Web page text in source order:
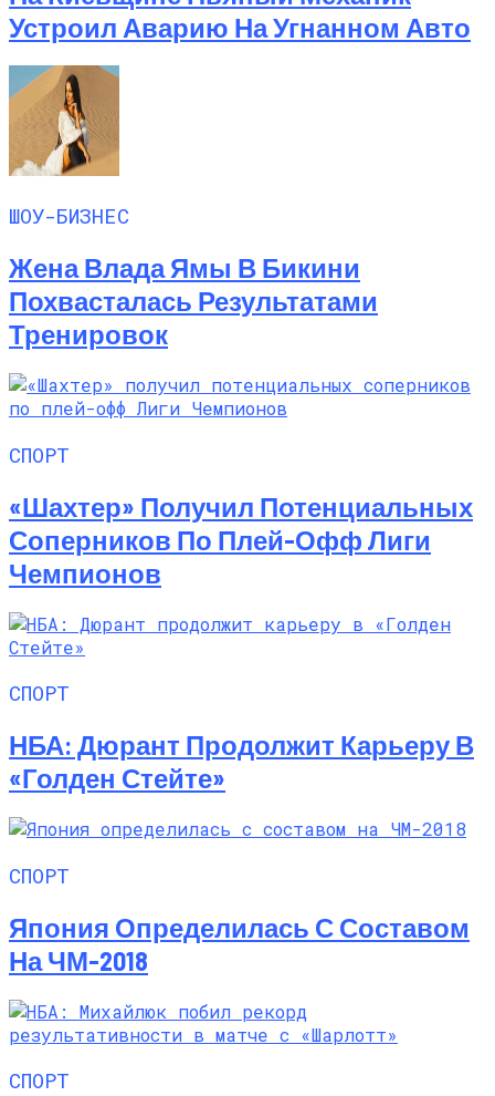
Устроил Аварию На Угнанном Авто
ШОУ-БИЗНЕС
Жена Влада Ямы В Бикини
Похвасталась Результатами
Тренировок
СПОРТ
«Шахтер» Получил Потенциальных
Соперников По Плей-Офф Лиги
Чемпионов
СПОРТ
НБА: Дюрант Продолжит Карьеру В
«Голден Стейте»
СПОРТ
Япония Определилась С Составом
На ЧМ-2018
СПОРТ